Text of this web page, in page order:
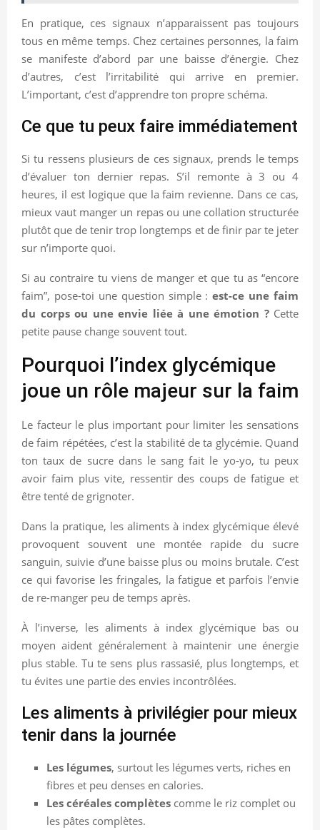
En pratique, ces signaux n’apparaissent pas toujours
tous en même temps. Chez certaines personnes, la faim
se manifeste d’abord par une baisse d’énergie. Chez
d’autres, c’est l’irritabilité qui arrive en premier.
L’important, c’est d’apprendre ton propre schéma.
Ce que tu peux faire immédiatement
Si tu ressens plusieurs de ces signaux, prends le temps
d’évaluer ton dernier repas. S’il remonte à 3 ou 4
heures, il est logique que la faim revienne. Dans ce cas,
mieux vaut manger un repas ou une collation structurée
plutôt que de tenir trop longtemps et de finir par te jeter
sur n’importe quoi.
Si au contraire tu viens de manger et que tu as “encore
faim”, pose-toi une question simple :est-ce une faim
du corps ou une envie liée à une émotion ?Cette
petite pause change souvent tout.
Pourquoi l’index glycémique
joue un rôle majeur sur la faim
Le facteur le plus important pour limiter les sensations
de faim répétées, c’est la stabilité de ta glycémie. Quand
ton taux de sucre dans le sang fait le yo-yo, tu peux
avoir faim plus vite, ressentir des coups de fatigue et
être tenté de grignoter.
Dans la pratique, les aliments à index glycémique élevé
provoquent souvent une montée rapide du sucre
sanguin, suivie d’une baisse plus ou moins brutale. C’est
ce qui favorise les fringales, la fatigue et parfois l’envie
de re-manger peu de temps après.
À l’inverse, les aliments à index glycémique bas ou
moyen aident généralement à maintenir une énergie
plus stable. Tu te sens plus rassasié, plus longtemps, et
tu évites une partie des envies incontrôlées.
Les aliments à privilégier pour mieux
tenir dans la journée
Les légumes, surtout les légumes verts, riches en
fibres et peu denses en calories.
Les céréales complètes comme le riz complet ou
les pâtes complètes.